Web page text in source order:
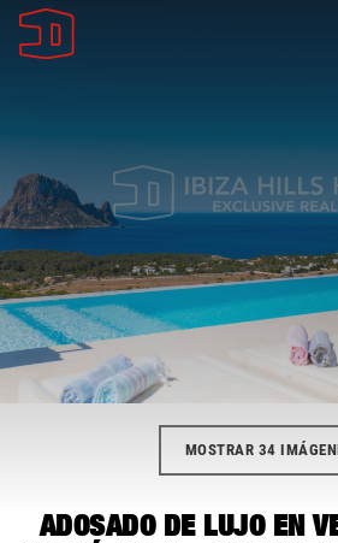
MOSTRAR 34
ADOSADO DE LUJO EN